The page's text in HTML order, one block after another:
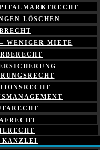
LÖSCHEN
WENIGER MIETE
–
–
KANZLEI